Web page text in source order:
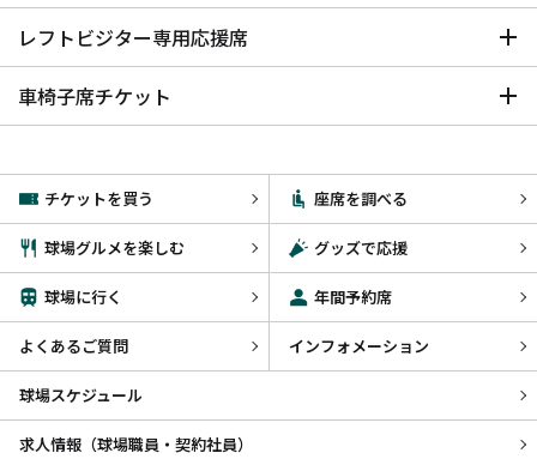
レフトビジター専用応援席
車椅子席チケット
チケットを買う 座席を調べる
球場グルメを楽しむ グッズで応援
球場に行く 年間予約席
よくあるご質問 インフォメーション
球場スケジュール
求人情報（球場職員・契約社員）